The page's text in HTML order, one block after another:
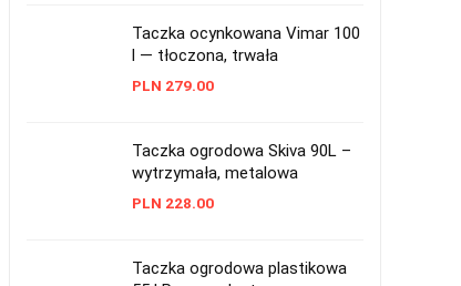
Taczka ocynkowana Vimar 100
l — tłoczona, trwała
PLN 279.00
Taczka ogrodowa Skiva 90L –
wytrzymała, metalowa
PLN 228.00
Taczka ogrodowa plastikowa